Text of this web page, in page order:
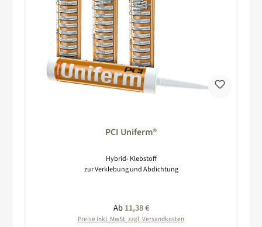
PCI Uniferm®
Hybrid- Klebstoff
zur Verklebung und Abdichtung
Regulärer Preis:
Ab11,38 €
Preise inkl. MwSt. zzgl. Versandkosten